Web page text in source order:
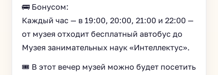
🚌 Бонусом:
Каждый час — в 19:00, 20:00, 21:00 и 22:00 —
от музея отходит бесплатный автобус до
Музея занимательных наук «Интеллектус».
🎟 В этот вечер музей можно будет посетить